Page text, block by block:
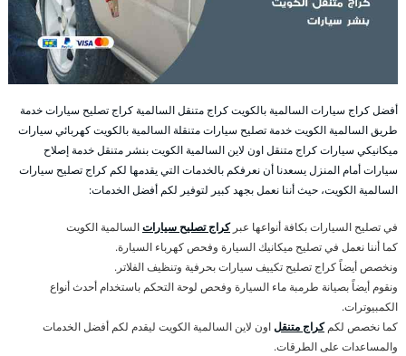
أفضل كراج سيارات السالمية بالكويت كراج متنقل السالمية كراج تصليح سيارات خدمة
طريق السالمية الكويت خدمة تصليح سيارات متنقلة السالمية بالكويت كهربائي سيارات
ميكانيكي سيارات كراج متنقل اون لاين السالمية الكويت بنشر متنقل خدمة إصلاح
سيارات أمام المنزل يسعدنا أن نعرفكم بالخدمات التي يقدمها لكم كراج تصليح سيارات
السالمية الكويت، حيث أننا نعمل بجهد كبير لتوفير لكم أفضل الخدمات:
في تصليح السيارات بكافة أنواعها عبركراج تصليح سياراتالسالمية الكويت
كما أننا نعمل في تصليح ميكانيك السيارة وفحص كهرباء السيارة.
ونخصص أيضاً كراج تصليح تكييف سيارات بحرفية وتنظيف الفلاتر.
ونقوم أيضاً بصيانة طرمبة ماء السيارة وفحص لوحة التحكم باستخدام أحدث أنواع
الكمبيوترات.
كما نخصص لكمكراج متنقلاون لاين السالمية الكويت ليقدم لكم أفضل الخدمات
والمساعدات على الطرقات.